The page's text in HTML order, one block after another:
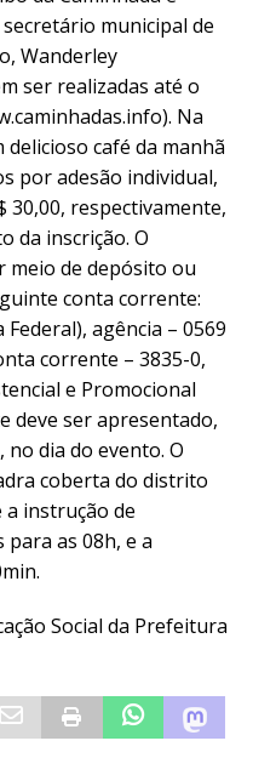
municipal de
Wanderley
ser realizadas até o
Na
café da manhã
por adesão individual,
30,00, respectivamente,
da inscrição. O
meio de depósito ou
conta corrente:
Federal), agência – 0569
corrente – 3835-0,
e Promocional
deve ser apresentado,
no dia do evento. O
coberta do distrito
a instrução de
as 08h, e a
Social da Prefeitura